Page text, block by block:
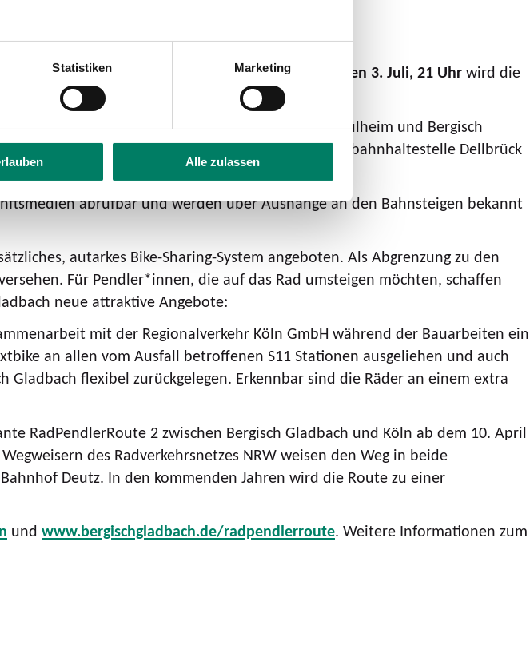
Statistiken Marketing
Alle zulassen
abFreitag, den 10. April, 21 Uhr, bis Freitag, den 3. Juli, 21 Uhrwird die
Die LinieSEV S 11Averkehrt zwischen Köln-Mülheim und Bergisch
von Bergisch Gladbach über Duckterath zur Stadtbahnhaltestelle Dellbrück
bzw. Köln-Mülheim.
abrufbar und werden über Aushänge an den Bahnsteigen bekannt
autarkes Bike-Sharing-System angeboten. Als Abgrenzung zu den
Für Pendler*innen, die auf das Rad umsteigen möchten, schaffen
neue attraktive Angebote:
mit der Regionalverkehr Köln GmbH während der Bauarbeiten ein
an allen vom Ausfall betroffenen S11 Stationen ausgeliehen und auch
Gladbach flexibel zurückgelegen. Erkennbar sind die Räder an einem extra
RadPendlerRoute 2 zwischen Bergisch Gladbach und Köln ab dem 10. April
des Radverkehrsnetzes NRW weisen den Weg in beide
Deutz. In den kommenden Jahren wird die Route zu einer
und www.bergischgladbach.de/radpendlerroute. Weitere Informationen zum